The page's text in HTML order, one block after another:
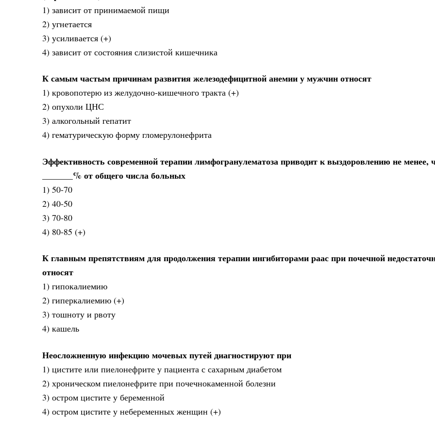
1) зависит от принимаемой пищи
2) угнетается
3) усиливается (+)
4) зависит от состояния слизистой кишечника
К самым частым причинам развития железодефицитной анемии у мужчин относят
1) кровопотерю из желудочно-кишечного тракта (+)
2) опухоли ЦНС
3) алкогольный гепатит
4) гематурическую форму гломерулонефрита
Эффективность современной терапии лимфогранулематоза приводит к выздоровлению не менее,
_______% от общего числа больных
1) 50-70
2) 40-50
3) 70-80
4) 80-85 (+)
К главным препятствиям для продолжения терапии ингибиторами раас при почечной
относят
1) гипокалиемию
2) гиперкалиемию (+)
3) тошноту и рвоту
4) кашель
Неосложненную инфекцию мочевых путей диагностируют при
1) цистите или пиелонефрите у пациента с сахарным диабетом
2) хроническом пиелонефрите при почечнокаменной болезни
3) остром цистите у беременной
4) остром цистите у небеременных женщин (+)